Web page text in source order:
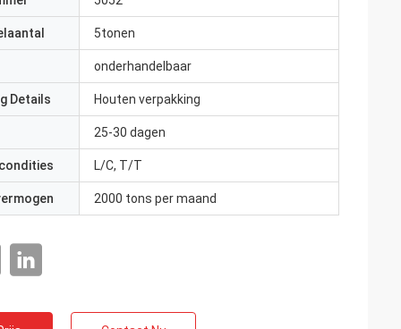
5tonen
onderhandelbaar
Details Houten verpakking
25-30 dagen
L/C, T/T
2000 tons per maand